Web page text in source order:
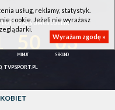
LOTTO AZS UMCS LUBLIN
03
TVPSPORT.PL
usług, reklamy, statystyk.
cookie. Jeżeli nie wyrażasz
Wyrażam zgodę »